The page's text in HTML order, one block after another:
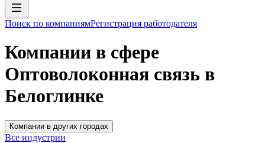
Поиск по компаниямРегистрация работодателя
Компании в сфере
Оптоволоконная связь в
Белоглинке
Компании в других городах
Все индустрии